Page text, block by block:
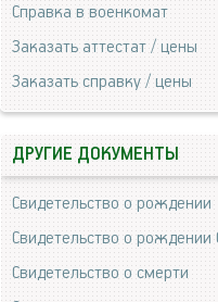
Справка в военкомат
Заказать аттестат / цены
Заказать справку / цены
ДРУГИЕ ДОКУМЕНТЫ
Свидетельство о рождении
Свидетельство о рождении
Свидетельство о смерти